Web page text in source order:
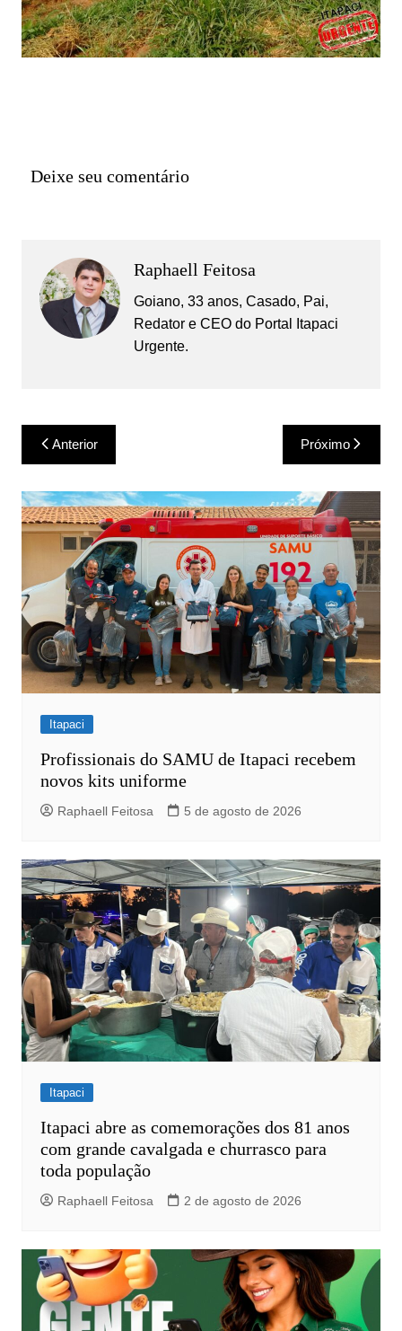
Deixe seu comentário
Raphaell Feitosa
Goiano, 33 anos, Casado, Pai,
Redator e CEO do Portal Itapaci
Urgente.
Navegação
de
Post
Anterior Próximo
Itapaci
Profissionais do SAMU de Itapaci recebem
novos kits uniforme
Raphaell Feitosa 5 de agosto de 2026
Itapaci
Itapaci abre as comemorações dos 81 anos
com grande cavalgada e churrasco para
toda população
Raphaell Feitosa 2 de agosto de 2026